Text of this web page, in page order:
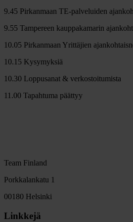
9.45 Pirkanmaan TE-palveluiden
9.55 Tampereen kauppakamarin
10.05 Pirkanmaan Yrittäjien
10.15 Kysymyksiä
10.30 Loppusanat & verkostoitumista
11.00 Tapahtuma päättyy
Team Finland
Porkkalankatu 1
00180 Helsinki
Linkkejä